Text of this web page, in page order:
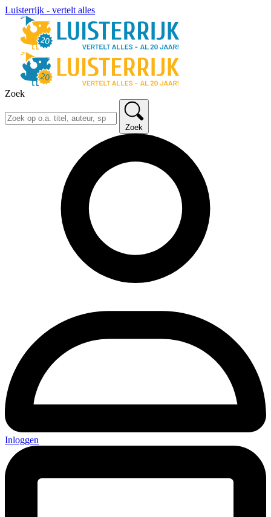
Luisterrijk - vertelt alles
Zoek
Zoek
Inloggen